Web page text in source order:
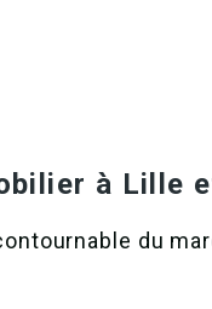
à Lille
du